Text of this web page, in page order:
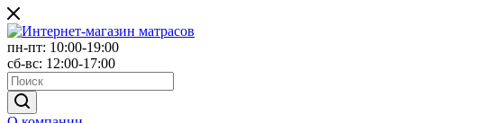
пн-пт: 10:00-19:00
сб-вс: 12:00-17:00